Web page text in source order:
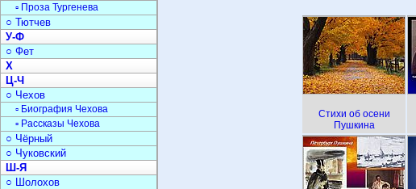
Стихи об осени
Пушкина
▫ Проза Тургенева
○ Тютчев
У-Ф
○ Фет
Х
Ц-Ч
○ Чехов
▫ Биография Чехова
▫ Рассказы Чехова
○ Чёрный
○ Чуковский
Ш-Я
○ Шолохов